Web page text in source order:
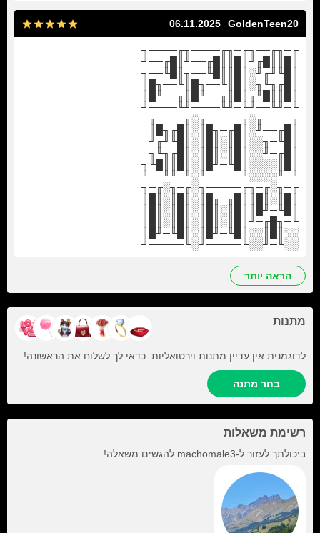
GoldenTeen20
06.11.2025
╓─╖╓──╖╓─╖╓────╖╓────╖
║█║║█╓╜║█║║█╓──╜║█╓──╜
║█╙╜╓╜░║█║║█╙──╖║█╙──╖
║█╓╖╙╖░║█║╙──╖█║╙──╖█║
║█║║█╙╖║█║╓──╜█║╓──╜█║
╙─╜╙──╜╙─╜╙────╜╙────╜
╓────╖░╓─────╖░╓────╖
║█╓──╜░║█╓─╖█║░║█╓╖█║
║█╙─╖░░║█║░║█║░║█╙╜╓╜
║█╓─╜░░║█║░║█║░║█╓╖╙╖
║█║░░░░║█╙─╜█║░║█║║█╙╖
╙─╜░░░░╙─────╜░╙─╜╙──╜
╓─╖░╓─╖╓─────╖░╓─╖░╓─╖
║█║░║█║║█╓─╖█║░║█║░║█║
║█╙─╜█║║█║░║█║░║█║░║█║
╙─╖█╓─╜║█║░║█║░║█║░║█║
░░║█║░░║█╙─╜█║░║█╙─╜█║
░░╙─╜░░╙─────╜░╙─────╜
הראה יותר
מתנות
לדוגמנית אין עדיין מתנות וירטואליות. כדאי לך לשלוח את הראשונה!
בחר מתנה
רשימת משאלות
ביכולתך לעזור ל-machomale3 להגשים משאלה!